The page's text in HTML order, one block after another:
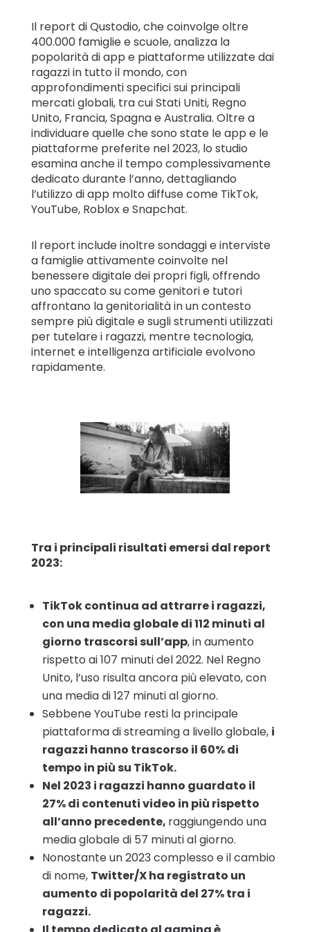
Il report di Qustodio, che coinvolge oltre
400.000 famiglie e scuole, analizza la
popolarità di app e piattaforme utilizzate dai
ragazzi in tutto il mondo, con
approfondimenti specifici sui principali
mercati globali, tra cui Stati Uniti, Regno
Unito, Francia, Spagna e Australia. Oltre a
individuare quelle che sono state le app e le
piattaforme preferite nel 2023, lo studio
esamina anche il tempo complessivamente
dedicato durante l’anno, dettagliando
l’utilizzo di app molto diffuse come TikTok,
YouTube, Roblox e Snapchat.
Il report include inoltre sondaggi e interviste
a famiglie attivamente coinvolte nel
benessere digitale dei propri figli, offrendo
uno spaccato su come genitori e tutori
affrontano la genitorialità in un contesto
sempre più digitale e sugli strumenti utilizzati
per tutelare i ragazzi, mentre tecnologia,
internet e intelligenza artificiale evolvono
rapidamente.
Tra i principali risultati emersi dal report
2023:
TikTok continua ad attrarre i ragazzi,
con una media globale di 112 minuti al
giorno trascorsi sull’app, in aumento
rispetto ai 107 minuti del 2022. Nel Regno
Unito, l’uso risulta ancora più elevato, con
una media di 127 minuti al giorno.
Sebbene YouTube resti la principale
piattaforma di streaming a livello globale, i
ragazzi hanno trascorso il 60% di
tempo in più su TikTok.
Nel 2023 i ragazzi hanno guardato il
27% di contenuti video in più rispetto
all’anno precedente, raggiungendo una
media globale di 57 minuti al giorno.
Nonostante un 2023 complesso e il cambio
di nome, Twitter/X ha registrato un
aumento di popolarità del 27% tra i
ragazzi.